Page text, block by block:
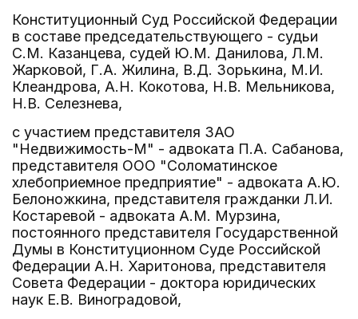
Конституционный Суд Российской Федерации
в составе председательствующего - судьи
С.М. Казанцева, судей Ю.М. Данилова, Л.М.
Жарковой, Г.А. Жилина, В.Д. Зорькина, М.И.
Клеандрова, А.Н. Кокотова, Н.В. Мельникова,
Н.В. Селезнева,
с участием представителя ЗАО
"Недвижимость-М" - адвоката П.А. Сабанова,
представителя ООО "Соломатинское
хлебоприемное предприятие" - адвоката А.Ю.
Белоножкина, представителя гражданки Л.И.
Костаревой - адвоката А.М. Мурзина,
постоянного представителя Государственной
Думы в Конституционном Суде Российской
Федерации А.Н. Харитонова, представителя
Совета Федерации - доктора юридических
наук Е.В. Виноградовой,